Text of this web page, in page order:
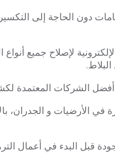
دون الحاجة إلى
لإصلاح جميع
أفضل الشركات المعتمدة
الأرضيات و الجدران،
قبل البدء في أعمال